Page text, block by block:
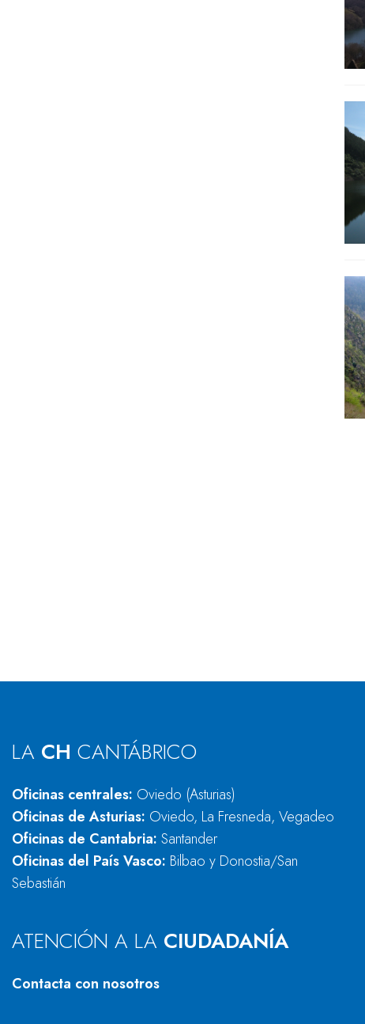
LA CH CANTÁBRICO
Oficinas centrales: Oviedo (Asturias)
Oficinas de Asturias: Oviedo, La Fresneda, Vegadeo
Oficinas de Cantabria: Santander
Oficinas del País Vasco: Bilbao y Donostia/San
Sebastián
ATENCIÓN A LA CIUDADANÍA
Contacta con nosotros